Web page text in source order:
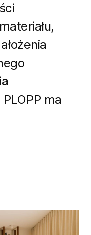
PLOPP ma